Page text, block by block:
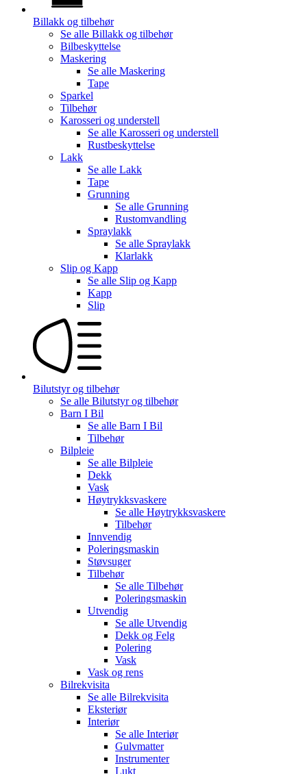
Billakk og tilbehør
Se alle Billakk og tilbehør
Bilbeskyttelse
Maskering
Se alle Maskering
Tape
Sparkel
Tilbehør
Karosseri og understell
Se alle Karosseri og understell
Rustbeskyttelse
Lakk
Se alle Lakk
Tape
Grunning
Se alle Grunning
Rustomvandling
Spraylakk
Se alle Spraylakk
Klarlakk
Slip og Kapp
Se alle Slip og Kapp
Kapp
Slip
Bilutstyr og tilbehør
Se alle Bilutstyr og tilbehør
Barn I Bil
Se alle Barn I Bil
Tilbehør
Bilpleie
Se alle Bilpleie
Dekk
Vask
Høytrykksvaskere
Se alle Høytrykksvaskere
Tilbehør
Innvendig
Poleringsmaskin
Støvsuger
Tilbehør
Se alle Tilbehør
Poleringsmaskin
Utvendig
Se alle Utvendig
Dekk og Felg
Polering
Vask
Vask og rens
Bilrekvisita
Se alle Bilrekvisita
Eksteriør
Interiør
Se alle Interiør
Gulvmatter
Instrumenter
Lukt